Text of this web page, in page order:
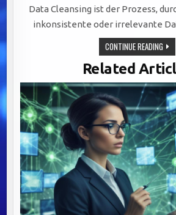
Data Cleansing ist der Prozess,
inkonsistente oder irrelevante
CONTINUE READINGDATA
DER
ZUR
UND
Related